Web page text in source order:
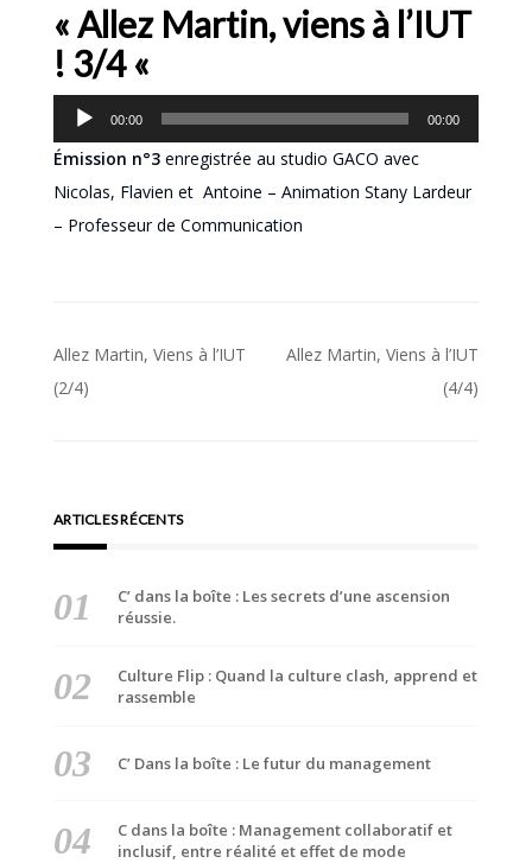
« Allez Martin, viens à l’IUT
! 3/4 «
Lecteur
audio
00:00 00:00
Émission n°3 enregistrée au studio GACO avec
Nicolas, Flavien et Antoine – Animation Stany Lardeur
– Professeur de Communication
Navigation
de
Allez Martin, Viens à l’IUT
(2/4)
Allez Martin, Viens à l’IUT
(4/4)
ARTICLES RÉCENTS
C’ dans la boîte : Les secrets d’une ascension
réussie.
Culture Flip : Quand la culture clash, apprend et
rassemble
C’ Dans la boîte : Le futur du management
C dans la boîte : Management collaboratif et
inclusif, entre réalité et effet de mode